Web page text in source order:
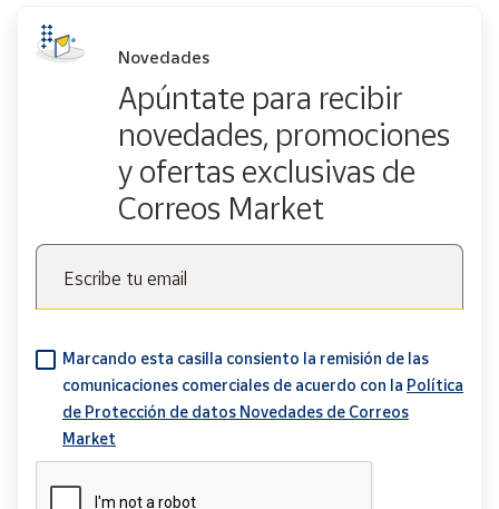
Novedades
Apúntate para recibir
novedades, promociones
y ofertas exclusivas de
Correos Market
Escribe tu email
Marcando esta casilla consiento la remisión de las
comunicaciones comerciales de acuerdo con la Política
de Protección de datos Novedades de Correos
Market